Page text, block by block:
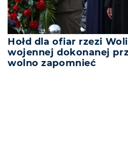
Hołd dla ofiar rzezi
wojennej dokonanej
wolno zapomnieć